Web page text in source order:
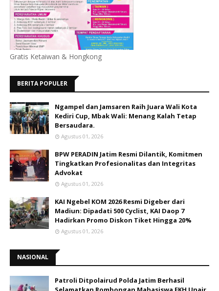
Gratis Ketaiwan & Hongkong
BERITA POPULER
Ngampel dan Jamsaren Raih Juara Wali Kota
Kediri Cup, Mbak Wali: Menang Kalah Tetap
Bersaudara.
Agustus 01, 2026
BPW PERADIN Jatim Resmi Dilantik, Komitmen
Tingkatkan Profesionalitas dan Integritas
Advokat
Agustus 01, 2026
KAI Ngebel KOM 2026 Resmi Digeber dari
Madiun: Dipadati 500 Cyclist, KAI Daop 7
Hadirkan Promo Diskon Tiket Hingga 20%
Agustus 01, 2026
NASIONAL
Patroli Ditpolairud Polda Jatim Berhasil